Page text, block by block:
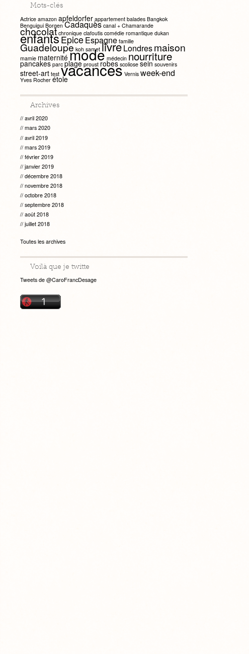
Mots-clés
Actrice amazon apfeldorfer appartement balades Bangkok
Benguigui Borgen Cadaquès canal + Chamarande
chocolat chronique clafoutis comédie romantique dukan
enfantsEpiceEspagne famille
Guadeloupe koh samet livreLondresmaison
mamie maternité mode médecin nourriture
pancakes parc plage proust robes scoliose sein souvenirs
street-art test vacances Vernis week-end
Yves Rocher étole
Archives
avril 2020
mars 2020
avril 2019
mars 2019
février 2019
janvier 2019
décembre 2018
novembre 2018
octobre 2018
septembre 2018
août 2018
juillet 2018
Toutes les archives
Voilà que je twitte
Tweets de @CaroFrancDesage